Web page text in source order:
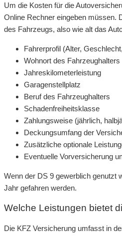
Um die Kosten für die
Online Rechner eingeben müssen.
des Fahrzeugs, also wie alt das
Fahrerprofil (Alter,
Wohnort des Fahrzeughalters
Jahreskilometerleistung
Garagenstellplatz
Beruf des Fahrzeughalters
Schadenfreiheitsklasse
Zahlungsweise (jährlich,
Deckungsumfang der
Zusätzliche optionale
Eventuelle Vorversicherung
Wenn der DS 9 gewerblich genutzt
Jahr gefahren werden.
Welche Leistungen bietet
Die KFZ Versicherung umfasst in